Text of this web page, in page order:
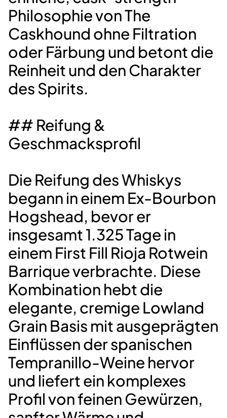
Philosophie von The
Caskhound ohne Filtration
oder Färbung und betont die
Reinheit und den Charakter
des Spirits.
## Reifung &
Geschmacksprofil
Die Reifung des Whiskys
begann in einem Ex-Bourbon
Hogshead, bevor er
insgesamt 1.325 Tage in
einem First Fill Rioja Rotwein
Barrique verbrachte. Diese
Kombination hebt die
elegante, cremige Lowland
Grain Basis mit ausgeprägten
Einflüssen der spanischen
Tempranillo-Weine hervor
und liefert ein komplexes
Profil von feinen Gewürzen,